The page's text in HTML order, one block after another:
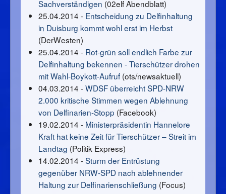
Sachverständigen (02elf Abendblatt)
25.04.2014 - Entscheidung zu Delfinhaltung
in Duisburg kommt wohl erst im Herbst
(DerWesten)
25.04.2014 - Rot-grün soll endlich Farbe zur
Delfinhaltung bekennen - Tierschützer drohen
mit Wahl-Boykott-Aufruf (ots/newsaktuell)
04.03.2014 -WDSF überreicht SPD-NRW
2.000 kritische Stimmen wegen Ablehnung
von Delfinarien-Stopp (Facebook)
19.02.2014 - Ministerpräsidentin Hannelore
Kraft hat keine Zeit für Tierschützer – Streit im
Landtag (Politik Express)
14.02.2014 -Sturm der Entrüstung
gegenüber NRW-SPD nach ablehnender
Haltung zur Delfinarienschließung (Focus)